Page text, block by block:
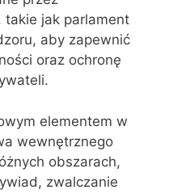
takie jak parlament
aby zapewnić
oraz ochronę
elementem w
wewnętrznego
obszarach,
zwalczanie